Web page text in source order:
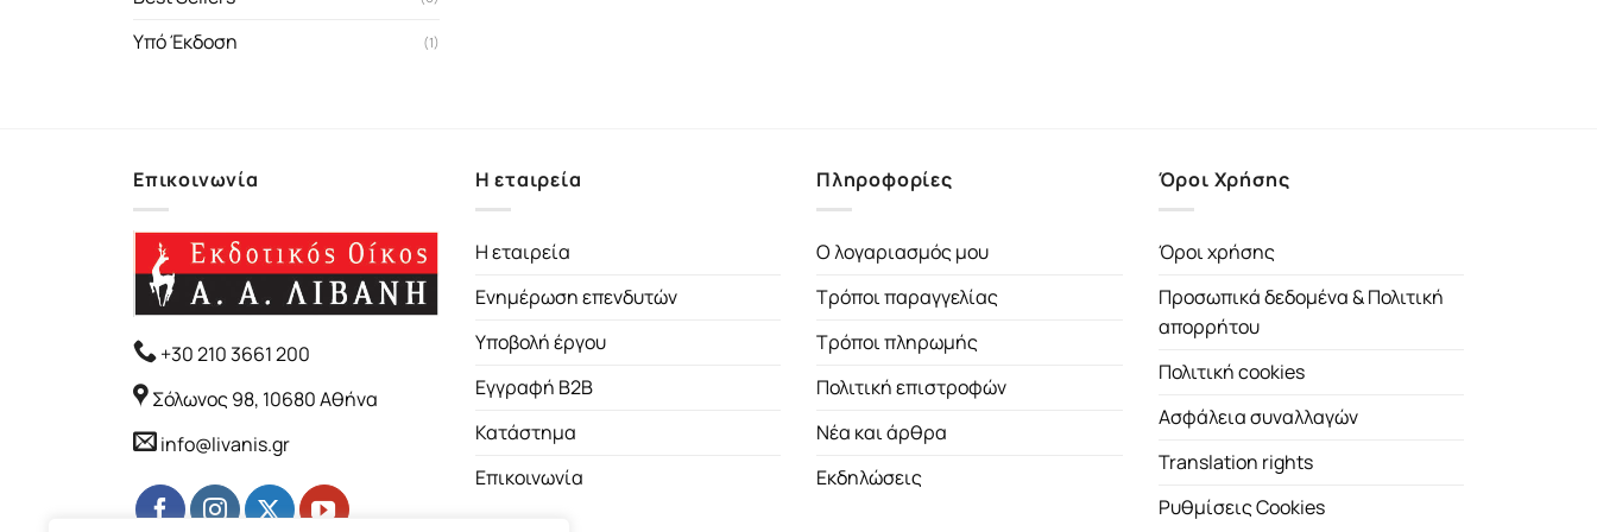
Υπό Έκδοση (1)
Επικοινωνία
+30 210 3661 200
Σόλωνος 98, 10680 Αθήνα
info@livanis.gr
Η εταιρεία
Η εταιρεία
Ενημέρωση επενδυτών
Υποβολή έργου
Εγγραφή B2B
Κατάστημα
Επικοινωνία
Πληροφορίες
Ο λογαριασμός μου
Τρόποι παραγγελίας
Τρόποι πληρωμής
Πολιτική επιστροφών
Νέα και άρθρα
Εκδηλώσεις
Όροι Χρήσης
Όροι χρήσης
Προσωπικά δεδομένα & Πολιτική
απορρήτου
Πολιτική cookies
Ασφάλεια συναλλαγών
Translation rights
Ρυθμίσεις Cookies